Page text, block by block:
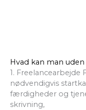
Hvad kan man
1.
nødvendigvis
færdigheder og
skrivning,